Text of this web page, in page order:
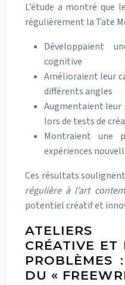
L’étude a montré que
régulièrement la Tate
Développaient
cognitive
Amélioraient leur
différents angles
Augmentaient leur
lors de tests de
Montraient une
expériences
Ces résultats
régulière à l’art
potentiel créatif et
ATELIERS
CRÉATIVE ET
PROBLÈMES
DU «